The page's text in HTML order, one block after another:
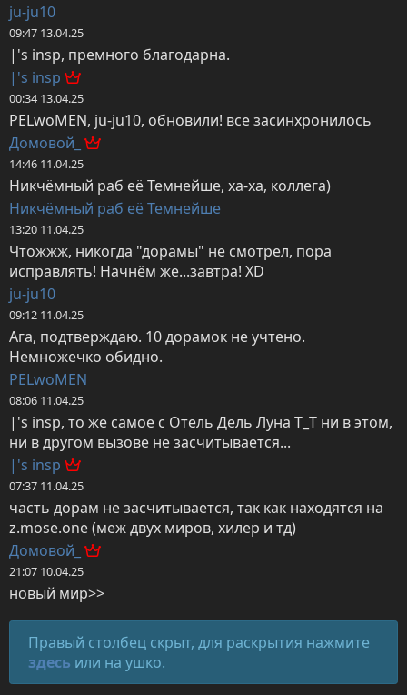
ju-ju10
09:47 13.04.25
|'s insp, премного благодарна.
|'s insp
00:34 13.04.25
PELwoMEN, ju-ju10, обновили! все засинхронилось
Домовой_
14:46 11.04.25
Никчёмный раб её Темнейше, ха-ха, коллега)
Никчёмный раб её Темнейше
13:20 11.04.25
Чтожжж, никогда "дорамы" не смотрел, пора
исправлять! Начнём же...завтра! XD
ju-ju10
09:12 11.04.25
Ага, подтверждаю. 10 дорамок не учтено.
Немножечко обидно.
PELwoMEN
08:06 11.04.25
|'s insp, то же самое с Отель Дель Луна Т_Т ни в этом,
ни в другом вызове не засчитывается...
|'s insp
07:37 11.04.25
часть дорам не засчитывается, так как находятся на
z.mose.one (меж двух миров, хилер и тд)
Домовой_
21:07 10.04.25
новый мир>>
Правый столбец скрыт, для раскрытия нажмите
здесь или на ушко.